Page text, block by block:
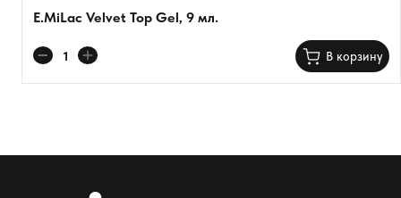
Оставить анонимно
E.MiLac Velvet Top Gel, 9 мл.
В корзину